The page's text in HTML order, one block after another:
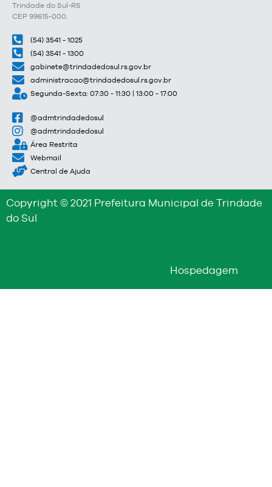
Trindade do Sul-RS
CEP 99615-000.
(54) 3541 - 1025
(54) 3541 - 1300
gabinete@trindadedosul.rs.gov.br
administracao@trindadedosul.rs.gov.br
Segunda-Sexta: 07:30 - 11:30 | 13:00 - 17:00
@admtrindadedosul
@admtrindadedosul
Área Restrita
Webmail
Central de Ajuda
Copyright © 2021 Prefeitura Municipal de Trindade
do Sul
Hospedagem